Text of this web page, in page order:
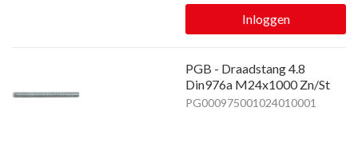
Inloggen
PGB - Draadstang 4.8
Din976a M24x1000 Zn/St
PG000975001024010001